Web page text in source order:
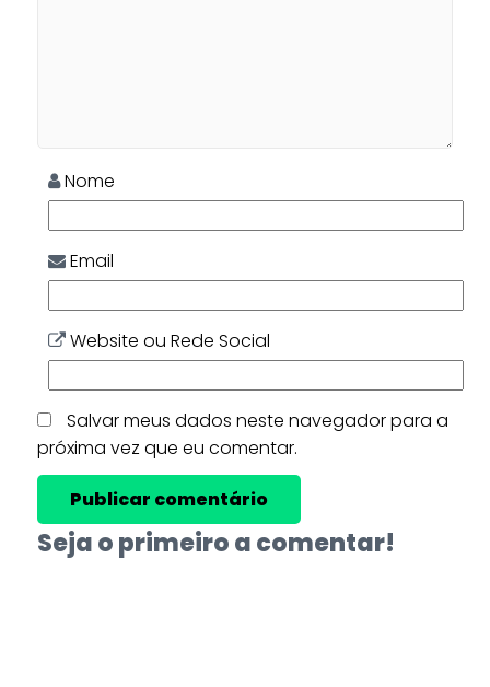
Nome
Email
Website ou Rede Social
Salvar meus dados neste navegador para a
próxima vez que eu comentar.
Seja o primeiro a comentar!